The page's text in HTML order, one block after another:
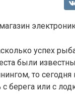
успех
были
то
берега или с